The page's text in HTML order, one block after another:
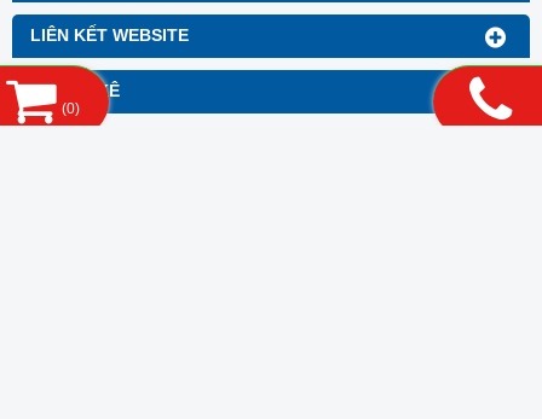
LIÊN KẾT WEBSITE
THỐNG KÊ
(0)